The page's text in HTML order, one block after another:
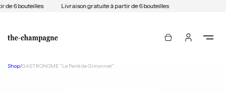
de 6 bouteilles Livraison gratuite à partir de 6 bouteilles
Shop/GASTRONOME "Le Perlé de Gimonnet"